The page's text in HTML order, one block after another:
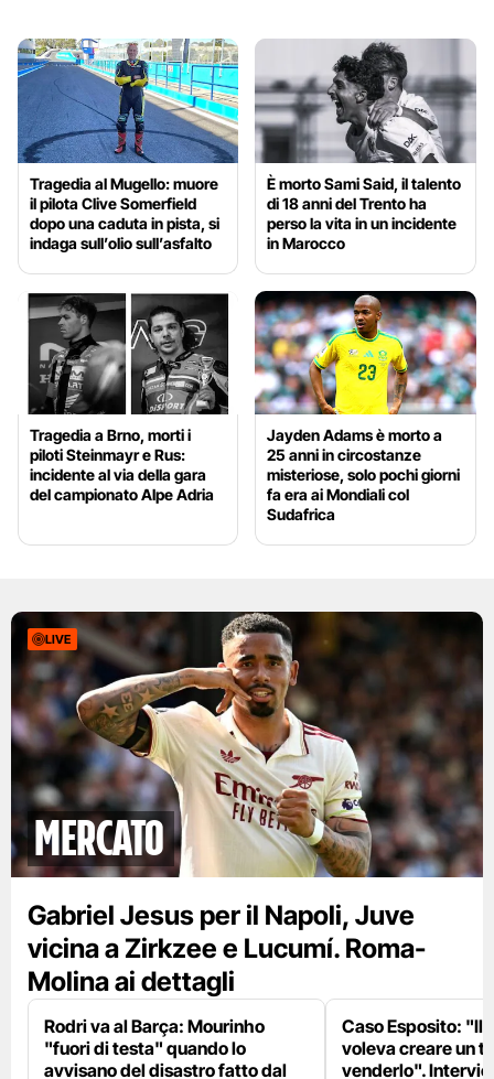
Tragedia al Mugello: muore
il pilota Clive Somerfield
dopo una caduta in pista, si
indaga sull’olio sull’asfalto
È morto Sami Said, il talento
di 18 anni del Trento ha
perso la vita in un incidente
in Marocco
Tragedia a Brno, morti i
piloti Steinmayr e Rus:
incidente al via della gara
del campionato Alpe Adria
Jayden Adams è morto a
25 anni in circostanze
misteriose, solo pochi giorni
fa era ai Mondiali col
Sudafrica
LIVE
mercato
Gabriel Jesus per il Napoli, Juve
vicina a Zirkzee e Lucumí. Roma-
Molina ai dettagli
Rodri va al Barça: Mourinho
"fuori di testa" quando lo
avvisano del disastro fatto dal
Caso Esposito: "Il
voleva creare un
venderlo".